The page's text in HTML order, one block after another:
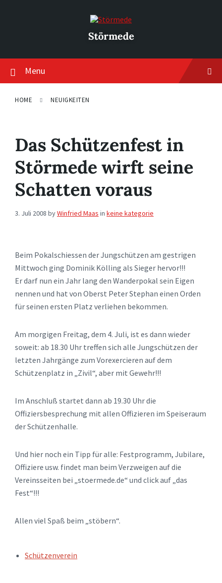
Störmede
Menu
HOME NEUIGKEITEN
Das Schützenfest in
Störmede wirft seine
Schatten voraus
3. Juli 2008 byWinfried Maas in keine kategorie
Beim Pokalschiessen der Jungschützen am gestrigen
Mittwoch ging Dominik Kölling als Sieger hervor!!!
Er darf nun ein Jahr lang den Wanderpokal sein Eigen
nennen und hat von Oberst Peter Stephan einen Orden
für seinen ersten Platz verliehen bekommen.
Am morgigen Freitag, dem 4. Juli, ist es dann wieder
soweit: ab 18.30 Uhr treffen sich alle Jungschützen der
letzten Jahrgänge zum Vorexercieren auf dem
Schützenplatz in „Zivil“, aber mit Gewehr!!!
Im Anschluß startet dann ab 19.30 Uhr die
Offiziersbesprechung mit allen Offizieren im Speiseraum
der Schützenhalle.
Und hier noch ein Tipp für alle: Festprogramm, Jubilare,
Offiziere usw. findet man beim Verzweigen auf die
Vereinsseiten bei „stoermede.de“ und click auf „das
Fest“!!!
Allen viel Spaß beim „stöbern“.
TAGS:Schützenverein